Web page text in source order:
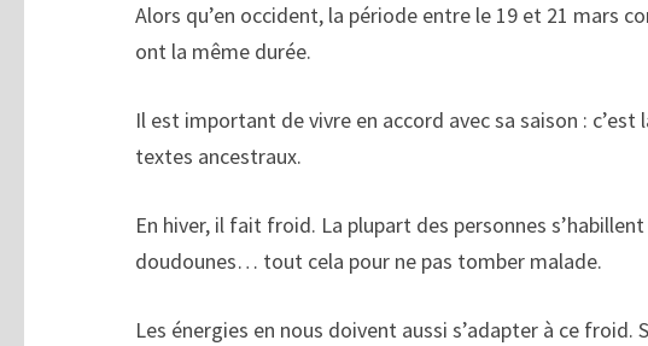
Alors qu’en occident, la période entre le 19 et 21 mars
ont la même durée.
Il est important de vivre en accord avec sa saison : c’est
textes ancestraux.
En hiver, il fait froid. La plupart des personnes
doudounes… tout cela pour ne pas tomber malade.
Les énergies en nous doivent aussi s’adapter à ce